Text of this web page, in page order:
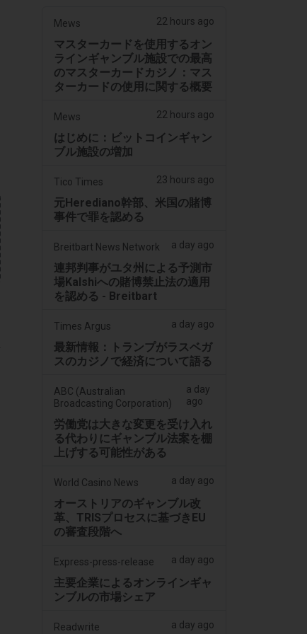
Mews 22 hours ago
マスターカードを使用するオン
ラインギャンブル施設での最高
のマスターカードカジノ：マス
ターカードの使用に関する概要
Mews 22 hours ago
はじめに：ビットコインギャン
ブル施設の増加
Tico Times 23 hours ago
元Herediano幹部、米国の賭博
事件で罪を認める
Breitbart News Network a day ago
連邦判事がユタ州による予測市
場Kalshiへの賭博禁止法の適用
を認める - Breitbart
Times Argus a day ago
最新情報：トランプがラスベガ
スのカジノで経済について語る
ABC (Australian
Broadcasting Corporation)
a day
ago
労働党は大きな変更を受け入れ
る代わりにギャンブル法案を棚
上げする可能性がある
World Casino News a day ago
オーストリアのギャンブル改
革、TRISプロセスに基づきEU
の審査段階へ
Express-press-release a day ago
主要企業によるオンラインギャ
ンブルの市場シェア
Readwrite a day ago